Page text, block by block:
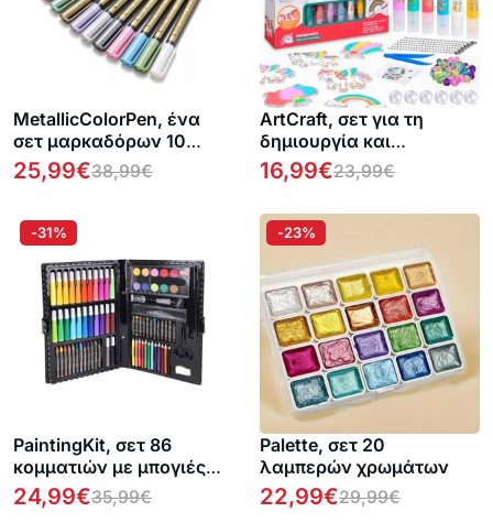
MetallicColorPen, ένα
σετ μαρκαδόρων 10
τεμαχίων για σχεδιασμό
25,99€38,99€
ArtCraft, σετ για τη
δημιουργία και
κατασκευή κρεμαστών
16,99€23,99€
PaintingKit, σετ 86
κομματιών με μπογιές
και άλλα αξεσουάρ
κατάλληλο για ενήλικες
24,99€35,99€
-31%
Palette, σετ 20
λαμπερών χρωμάτων
22,99€29,99€
-23%